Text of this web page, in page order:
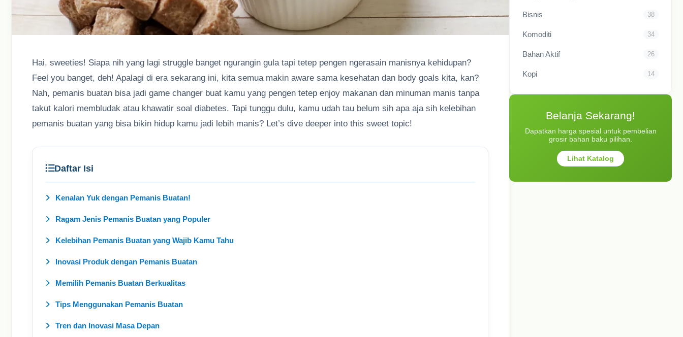
Hai, sweeties! Siapa nih yang lagi struggle banget ngurangin gula tapi tetep pengen ngerasain manisnya kehidupan?
Feel you banget, deh! Apalagi di era sekarang ini, kita semua makin aware sama kesehatan dan body goals kita, kan?
Nah, pemanis buatan bisa jadi game changer buat kamu yang pengen tetep enjoy makanan dan minuman manis tanpa
takut kalori membludak atau khawatir soal diabetes. Tapi tunggu dulu, kamu udah tau belum sih apa aja sih kelebihan
pemanis buatan yang bisa bikin hidup kamu jadi lebih manis? Let’s dive deeper into this sweet topic!
Daftar Isi
Kenalan Yuk dengan Pemanis Buatan!
Ragam Jenis Pemanis Buatan yang Populer
Kelebihan Pemanis Buatan yang Wajib Kamu Tahu
Inovasi Produk dengan Pemanis Buatan
Memilih Pemanis Buatan Berkualitas
Tips Menggunakan Pemanis Buatan
Tren dan Inovasi Masa Depan
Bisnis 38
Komoditi 34
Bahan Aktif 26
Kopi 14
Belanja Sekarang!
Dapatkan harga spesial untuk pembelian
grosir bahan baku pilihan.
Lihat Katalog